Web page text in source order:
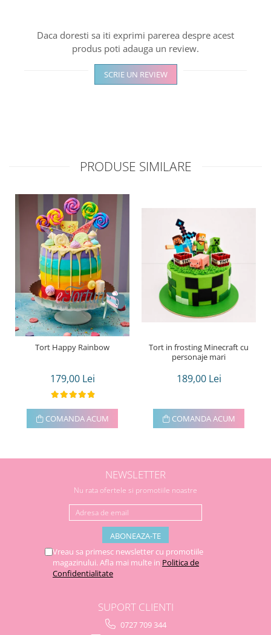
Daca doresti sa iti exprimi parerea despre acest
produs poti adauga un review.
SCRIE UN REVIEW
PRODUSE SIMILARE
Tort Happy Rainbow
179,00 Lei
COMANDA ACUM
Tort in frosting Minecraft cu
personaje mari
189,00 Lei
COMANDA ACUM
NEWSLETTER
Nu rata ofertele si promotiile noastre
Vreau sa primesc newsletter cu promotiile
magazinului. Afla mai multe in Politica de
Confidentialitate
SUPORT CLIENTI
0727 709 344